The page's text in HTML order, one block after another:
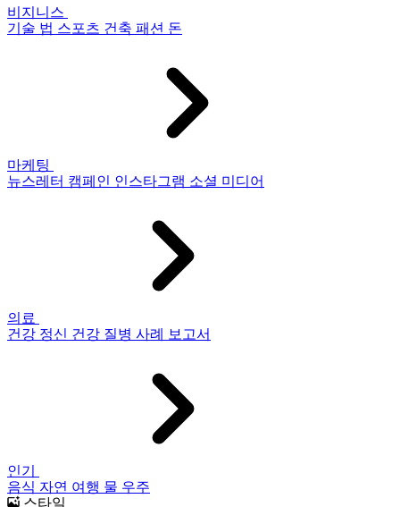
비지니스
기술 법 스포츠 건축 패션 돈
마케팅
뉴스레터 캠페인 인스타그램 소셜 미디어
의료
건강 정신 건강 질병 사례 보고서
인기
음식 자연 여행 물 우주
스타일